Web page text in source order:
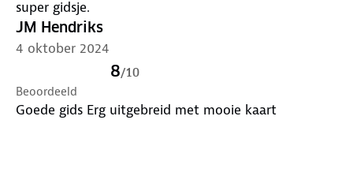
super gidsje.
JM Hendriks
4 oktober 2024
8/10
Beoordeeld
Goede gids Erg uitgebreid met mooie kaart